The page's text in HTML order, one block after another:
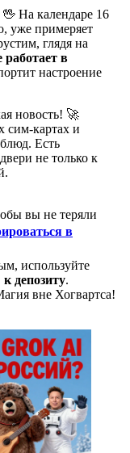
На календаре 16
уже примеряет
глядя на
работает в
настроение
новость! 🚀
сим-картах и
Есть
не только к
вы не теряли
в
используйте
депозиту.
вне Хогвартса!